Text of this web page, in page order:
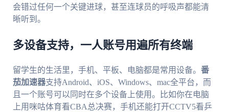
会错过任何一个关键进球，甚至连球员的呼吸声都能清
晰听到。
多设备支持，一人账号用遍所有终端
留学生的生活里，手机、平板、电脑都是常用设备。 番
茄加速器支持Android、iOS、Windows、mac全平台，而
且一个账号可以同时在多个设备上使用。比如你在电脑
上用咪咕体育看CBA总决赛，手机还能打开CCTV5看乒